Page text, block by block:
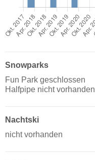
Snowparks
Fun Park geschlossen
Halfpipe nicht vorhanden
Nachtski
nicht vorhanden